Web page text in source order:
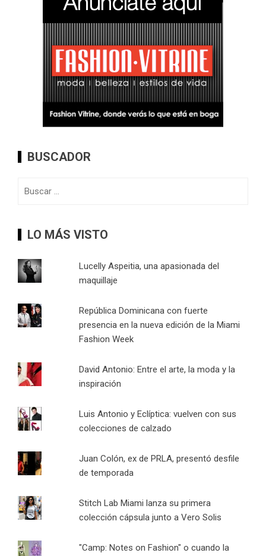
BUSCADOR
LO MÁS VISTO
Lucelly Aspeitia, una apasionada del
maquillaje
República Dominicana con fuerte
presencia en la nueva edición de la Miami
Fashion Week
David Antonio: Entre el arte, la moda y la
inspiración
Luis Antonio y Eclíptica: vuelven con sus
colecciones de calzado
Juan Colón, ex de PRLA, presentó desfile
de temporada
Stitch Lab Miami lanza su primera
colección cápsula junto a Vero Solis
"Camp: Notes on Fashion" o cuando la